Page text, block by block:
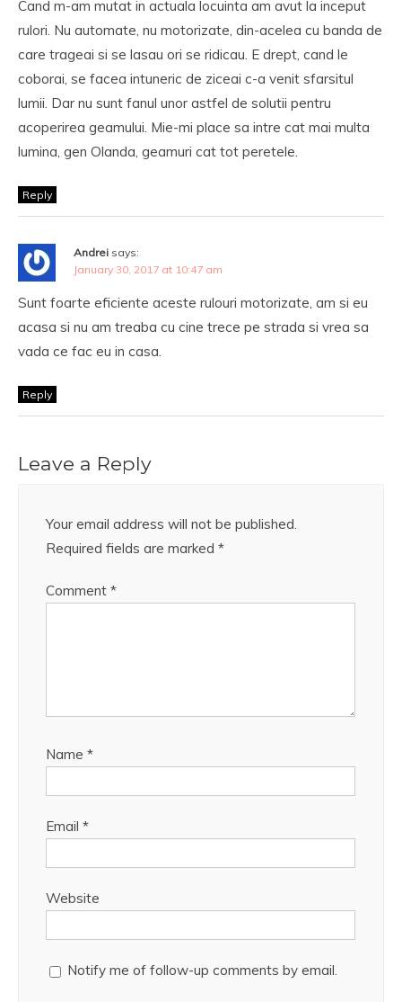
Cand m-am mutat in actuala locuinta am avut la inceput
rulori. Nu automate, nu motorizate, din-acelea cu banda de
care trageai si se lasau ori se ridicau. E drept, cand le
coborai, se facea intuneric de ziceai c-a venit sfarsitul
lumii. Dar nu sunt fanul unor astfel de solutii pentru
acoperirea geamului. Mie-mi place sa intre cat mai multa
lumina, gen Olanda, geamuri cat tot peretele.
Reply
Andrei says:
January 30, 2017 at 10:47 am
Sunt foarte eficiente aceste rulouri motorizate, am si eu
acasa si nu am treaba cu cine trece pe strada si vrea sa
vada ce fac eu in casa.
Reply
Leave a Reply
Your email address will not be published.
Required fields are marked *
Comment *
Name *
Email *
Website
Notify me of follow-up comments by email.